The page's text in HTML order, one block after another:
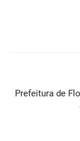
Prefeitura de